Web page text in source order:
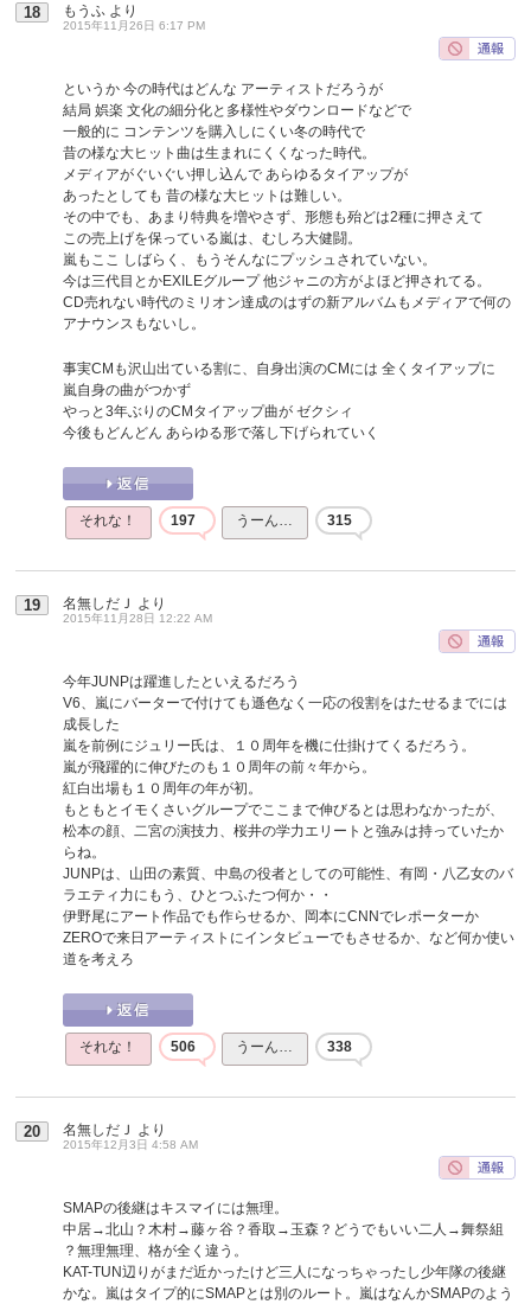
18 もうふ より
2015年11月26日 6:17 PM
というか 今の時代はどんな アーティストだろうが
結局 娯楽 文化の細分化と多様性やダウンロードなどで
一般的に コンテンツを購入しにくい冬の時代で
昔の様な大ヒット曲は生まれにくくなった時代。
メディアがぐいぐい押し込んで あらゆるタイアップが
あったとしても 昔の様な大ヒットは難しい。
その中でも、あまり特典を増やさず、形態も殆どは2種に押さえて
この売上げを保っている嵐は、むしろ大健闘。
嵐もここ しばらく、もうそんなにプッシュされていない。
今は三代目とかEXILEグループ 他ジャニの方がよほど押されてる。
CD売れない時代のミリオン達成のはずの新アルバムもメディアで何の
アナウンスもないし。
事実CMも沢山出ている割に、自身出演のCMには 全くタイアップに
嵐自身の曲がつかず
やっと3年ぶりのCMタイアップ曲が ゼクシィ
今後もどんどん あらゆる形で落し下げられていく
それな！ 197 うーん… 315
19 名無しだＪ より
2015年11月28日 12:22 AM
今年JUNPは躍進したといえるだろう
V6、嵐にバーターで付けても遜色なく一応の役割をはたせるまでには
成長した
嵐を前例にジュリー氏は、１０周年を機に仕掛けてくるだろう。
嵐が飛躍的に伸びたのも１０周年の前々年から。
紅白出場も１０周年の年が初。
もともとイモくさいグループでここまで伸びるとは思わなかったが、
松本の顔、二宮の演技力、桜井の学力エリートと強みは持っていたか
らね。
JUNPは、山田の素質、中島の役者としての可能性、有岡・八乙女のバ
ラエティ力にもう、ひとつふたつ何か・・
伊野尾にアート作品でも作らせるか、岡本にCNNでレポーターか
ZEROで来日アーティストにインタビューでもさせるか、など何か使い
道を考えろ
それな！ 506 うーん… 338
20 名無しだＪ より
2015年12月3日 4:58 AM
SMAPの後継はキスマイには無理。
中居→北山？木村→藤ヶ谷？香取→玉森？どうでもいい二人→舞祭組
？無理無理、格が全く違う。
KAT-TUN辺りがまだ近かったけど三人になっちゃったし少年隊の後継
かな。嵐はタイプ的にSMAPとは別のルート。嵐はなんかSMAPのよう